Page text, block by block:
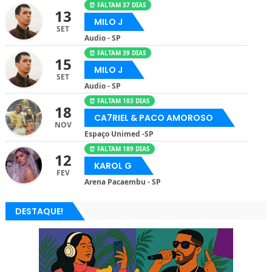
13
SET
⏰ FALTAM 37 DIAS
MILO J
Audio - SP
15
SET
⏰ FALTAM 39 DIAS
MILO J
Audio - SP
18
NOV
⏰ FALTAM 103 DIAS
CA7RIEL & PACO AMOROSO
Espaço Unimed -SP
12
FEV
⏰ FALTAM 189 DIAS
KAROL G
Arena Pacaembu - SP
DESTAQUE!